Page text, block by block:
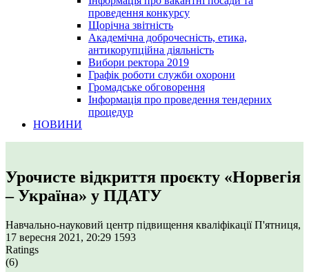
проведення конкурсу
Щорічна звітність
Академічна доброчесність, етика,
антикорупційна діяльність
Вибори ректора 2019
Графік роботи служби охорони
Громадське обговорення
Інформація про проведення тендерних
процедур
НОВИНИ
Урочисте відкриття проєкту «Норвегія
– Україна» у ПДАТУ
Навчально-науковий центр підвищення кваліфікаціїП'ятниця,
17 вересня 2021, 20:29 1593
Ratings
(6)